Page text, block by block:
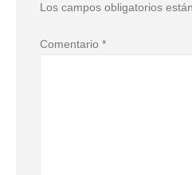
Los campos obligatorios
Comentario *